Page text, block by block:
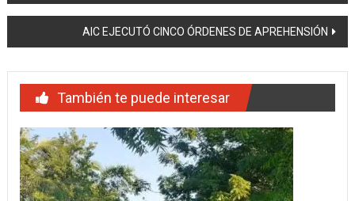
de
entradasAIC EJECUTÓ CINCO ÓRDENES DE APREHENSIÓN
También te puede interesar